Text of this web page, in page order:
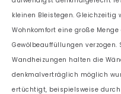
kleinen Bleistegen. Gleichzeitig
Wohnkomfort eine große
Gewölbeauffüllungen
Wandheizungen halten die
denkmalverträglich möglich
ertüchtigt, beispielsweise